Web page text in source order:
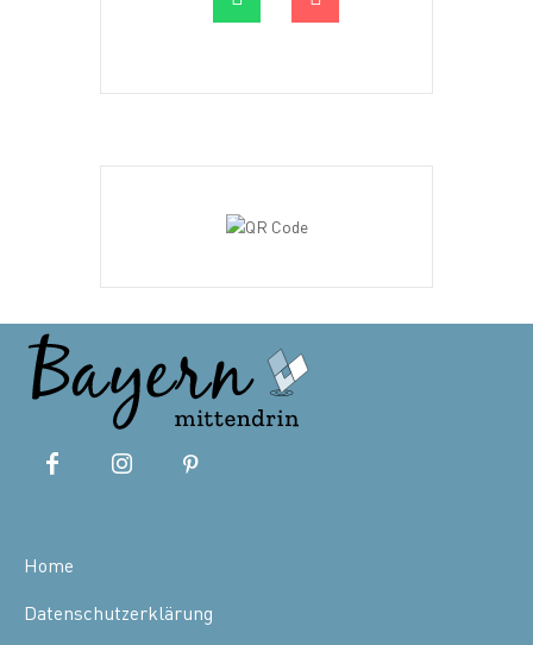
Home
Datenschutzerklärung